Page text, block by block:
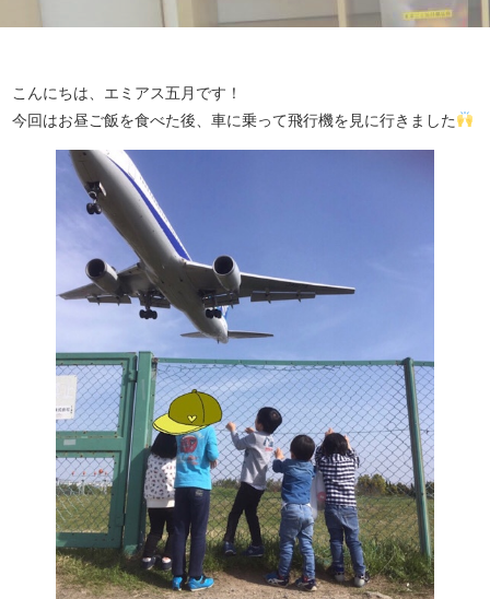
こんにちは、エミアス五月です！
今回はお昼ご飯を食べた後、車に乗って飛行機を見に行きました